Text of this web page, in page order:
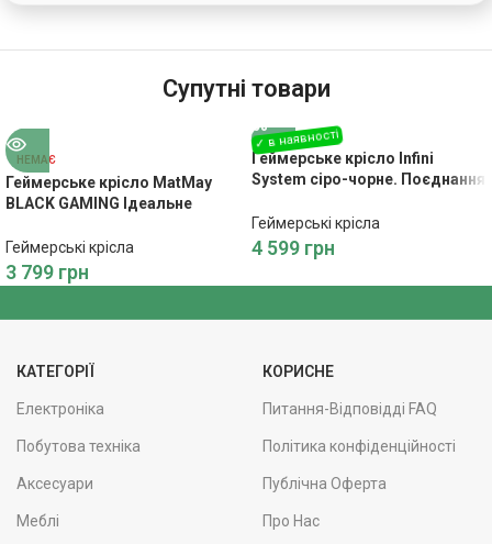
Супутні товари
НЕМАЄ
Геймерське крісло MatMay
BLACK GAMING Ідеальне
та продуктивності
Геймерські крісла
3 799 грн
Геймерське крісло Infini
System сіро-чорне. Поєднання
Продуктивності
Геймерські крісла
4 599 грн
КАТЕГОРІЇ
Електроніка
Побутова техніка
Аксесуари
Меблі
КОРИСНЕ
Питання-Відповідді FAQ
Політика конфіденційності
Публічна Оферта
Про Нас